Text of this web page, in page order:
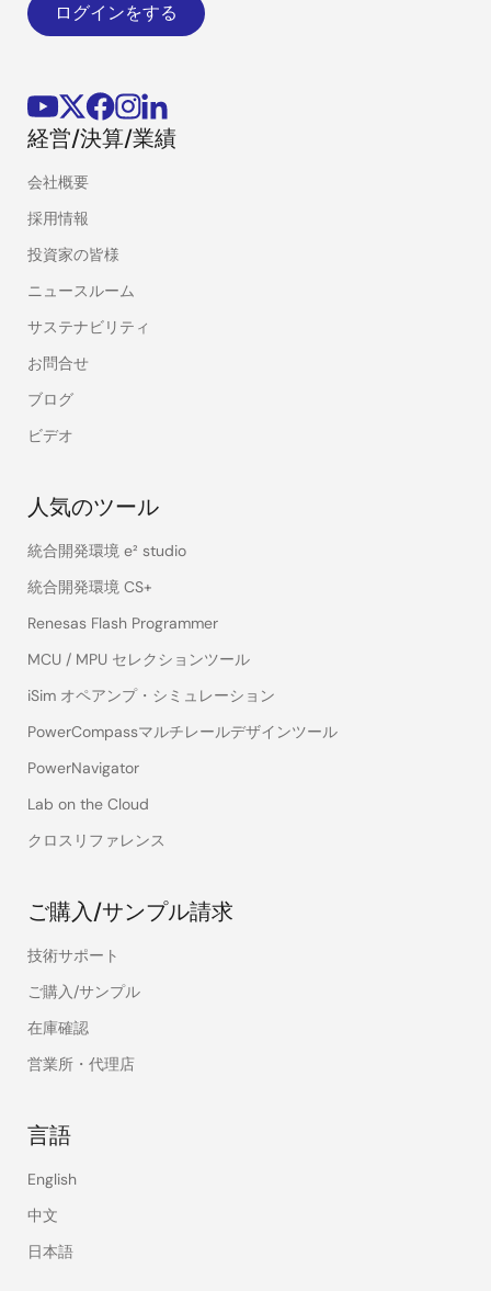
ログインをする
経営/決算/業績
会社概要
採用情報
投資家の皆様
ニュースルーム
サステナビリティ
お問合せ
ブログ
ビデオ
人気のツール
統合開発環境 e² studio
統合開発環境 CS+
Renesas Flash Programmer
MCU / MPU セレクションツール
iSim オペアンプ・シミュレーション
PowerCompassマルチレールデザインツール
PowerNavigator
Lab on the Cloud
クロスリファレンス
ご購入/サンプル請求
技術サポート
ご購入/サンプル
在庫確認
営業所・代理店
言語
English
中文
日本語